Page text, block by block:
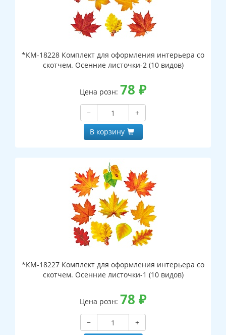
*КМ-18228 Комплект для оформления интерьера со
скотчем. Осенние листочки-2 (10 видов)
Цена розн: 78 ₽
−
+
В корзину
*КМ-18227 Комплект для оформления интерьера со
скотчем. Осенние листочки-1 (10 видов)
Цена розн: 78 ₽
−
+